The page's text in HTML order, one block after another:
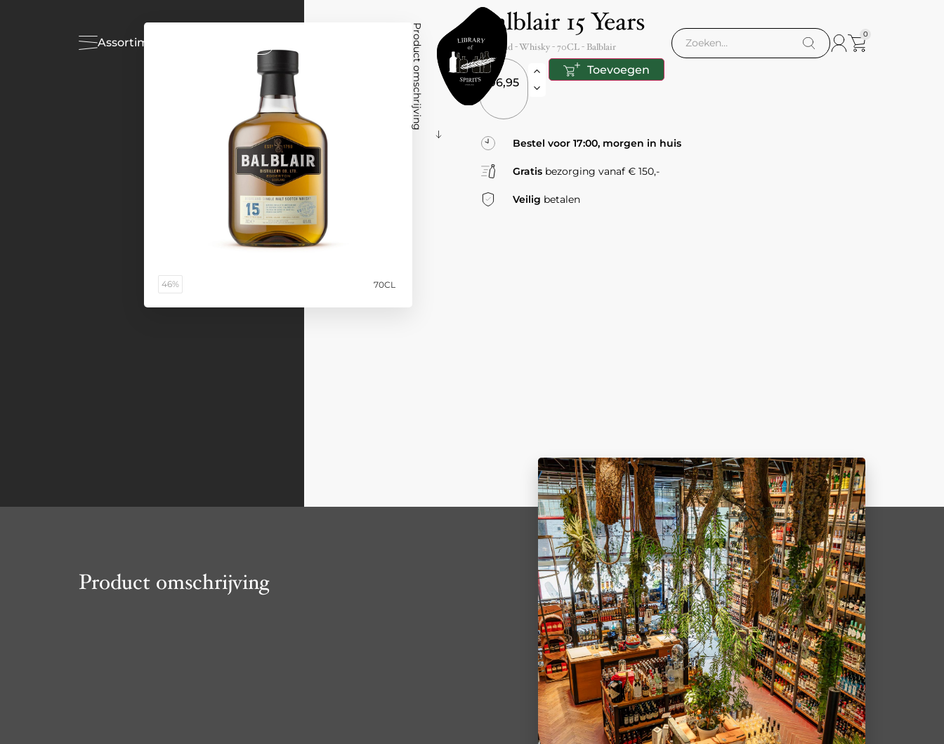
Assortiment
0
46% 70CL
Product omschrijving
Balblair 15 Years
Scotland- Whisky -70CL- Balblair
96,95
Toevoegen
Bestel voor 17:00, morgen in huis
Gratis bezorging vanaf € 150,-
Veilig betalen
Product omschrijving